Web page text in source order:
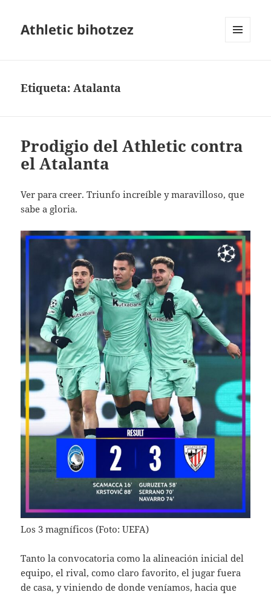
Athletic bihotzez
Etiqueta:Atalanta
Prodigio del Athletic contra
el Atalanta
Ver para creer. Triunfo increíble y maravilloso, que
sabe a gloria.
Los 3 magníficos (Foto: UEFA)
Tanto la convocatoria como la alineación inicial del
equipo, el rival, como claro favorito, el jugar fuera
de casa, y viniendo de donde veníamos, hacia que